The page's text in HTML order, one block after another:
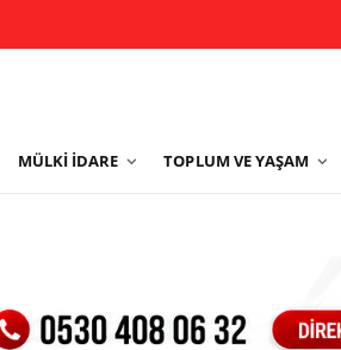
MÜLKI İDARE TOPLUM VE YAŞAM